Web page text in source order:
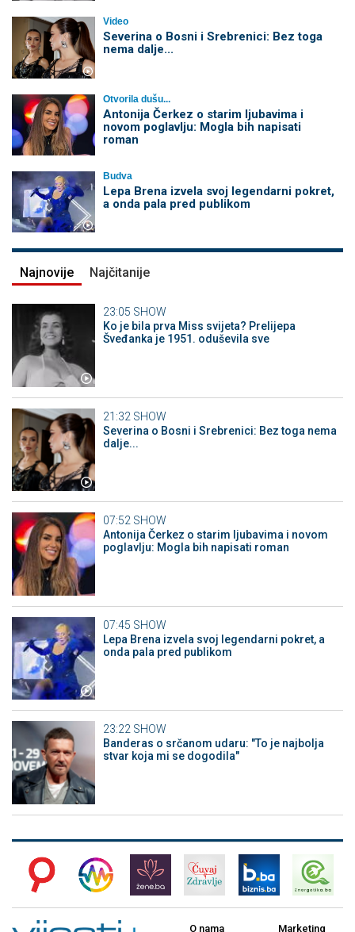
Video
Severina o Bosni i Srebrenici: Bez toga
nema dalje...
Otvorila dušu...
Antonija Čerkez o starim ljubavima i
novom poglavlju: Mogla bih napisati
roman
Budva
Lepa Brena izvela svoj legendarni pokret,
a onda pala pred publikom
Najnovije Najčitanije
23:05 SHOW
Ko je bila prva Miss svijeta? Prelijepa
Šveđanka je 1951. oduševila sve
21:32 SHOW
Severina o Bosni i Srebrenici: Bez toga nema
dalje...
07:52 SHOW
Antonija Čerkez o starim ljubavima i novom
poglavlju: Mogla bih napisati roman
07:45 SHOW
Lepa Brena izvela svoj legendarni pokret, a
onda pala pred publikom
23:22 SHOW
Banderas o srčanom udaru: "To je najbolja
stvar koja mi se dogodila"
O nama Marketing